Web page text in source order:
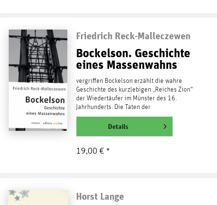
Friedrich Reck-Malleczewen
Bockelson. Geschichte
eines Massenwahns
vergriffen Bockelson erzählt die wahre
Geschichte des kurzlebigen „Reiches Zion“
der Wiedertäufer im Münster des 16.
Jahrhunderts. Die Taten der
radikalreformatorischen...
weiterlesenDetails
19,00 € *
Horst Lange